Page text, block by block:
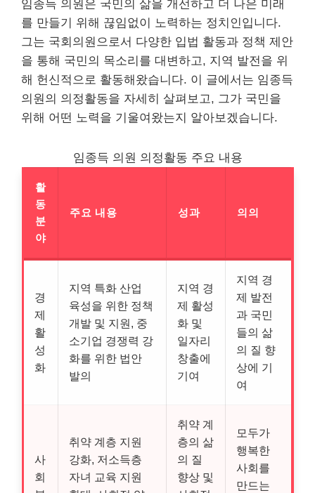
임종득 의원은 국민의 삶을 개선하고 더 나은 미래
를 만들기 위해 끊임없이 노력하는 정치인입니다.
그는 국회의원으로서 다양한 입법 활동과 정책 제안
을 통해 국민의 목소리를 대변하고, 지역 발전을 위
해 헌신적으로 활동해왔습니다. 이 글에서는 임종득
의원의 의정활동을 자세히 살펴보고, 그가 국민을
위해 어떤 노력을 기울여왔는지 알아보겠습니다.
임종득 의원 의정활동 주요 내용
활
동
분
야
주요 내용 성과 의의
경
제
활
성
화
지역 특화 산업
육성을 위한 정책
개발 및 지원, 중
소기업 경쟁력 강
화를 위한 법안
발의
지역 경
제 활성
화 및
일자리
창출에
기여
지역 경
제 발전
과 국민
들의 삶
의 질 향
상에 기
여
사
회
취약 계층 지원
강화, 저소득층
자녀 교육 지원
취약 계
층의 삶
의 질
향상 및
모두가
행복한
사회를
만드는